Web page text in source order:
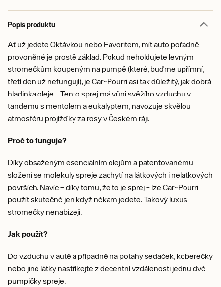
Popis produktu
Ať už jedete Oktávkou nebo Favoritem, mít auto pořádně
provoněné je prostě základ. Pokud neholdujete levným
stromečkům koupeným na pumpě (které, buďme upřímní,
třetí den už nefungují), je Car~Pourri asi tak důležitý, jak dobrá
hladinka oleje. Tento sprej má vůni svěžího vzduchu v
tandemu s mentolem a eukalyptem, navozuje skvělou
atmosféru projížďky za rosy v Českém ráji.
Proč to funguje?
Díky obsaženým esenciálním olejům a patentovanému
složení se molekuly spreje zachytí na látkových i nelátkových
površích. Navíc – díky tomu, že to je sprej – lze Car~Pourri
použít skutečně jen když někam jedete. Takový luxus
stromečky nenabízejí.
Jak použít?
Do vzduchu v autě a případně na potahy sedaček, koberečky
nebo jiné látky nastříkejte z decentní vzdálenosti jednu dvě
pumpičky spreje.